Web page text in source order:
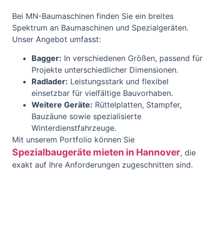
Bei MN-Baumaschinen finden Sie ein breites
Spektrum an Baumaschinen und Spezialgeräten.
Unser Angebot umfasst:
Bagger: In verschiedenen Größen, passend für
Projekte unterschiedlicher Dimensionen.
Radlader: Leistungsstark und flexibel
einsetzbar für vielfältige Bauvorhaben.
Weitere Geräte: Rüttelplatten, Stampfer,
Bauzäune sowie spezialisierte
Winterdienstfahrzeuge.
Mit unserem Portfolio können Sie
Spezialbaugeräte mieten in Hannover, die
exakt auf Ihre Anforderungen zugeschnitten sind.